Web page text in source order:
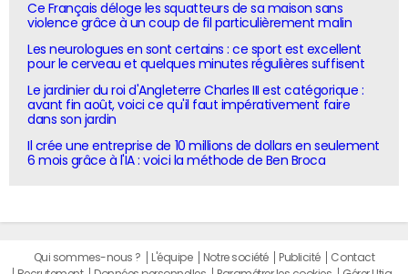
Ce Français déloge les squatteurs de sa maison sans
violence grâce à un coup de fil particulièrement malin
Les neurologues en sont certains : ce sport est excellent
pour le cerveau et quelques minutes régulières suffisent
Le jardinier du roi d'Angleterre Charles III est catégorique :
avant fin août, voici ce qu'il faut impérativement faire
dans son jardin
Il crée une entreprise de 10 millions de dollars en seulement
6 mois grâce à l'IA : voici la méthode de Ben Broca
Qui sommes-nous ? L'équipe Notre société Publicité
Contact